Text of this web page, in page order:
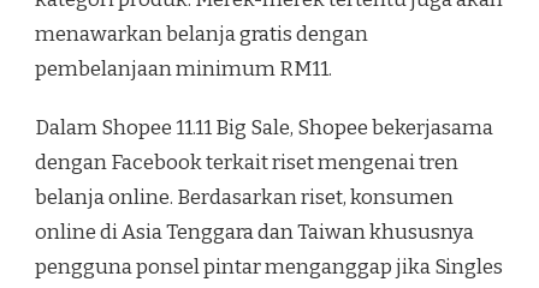
menawarkan belanja gratis dengan
pembelanjaan minimum RM11.
Dalam Shopee 11.11 Big Sale, Shopee bekerjasama
dengan Facebook terkait riset mengenai tren
belanja online. Berdasarkan riset, konsumen
online di Asia Tenggara dan Taiwan khususnya
pengguna ponsel pintar menganggap jika Singles